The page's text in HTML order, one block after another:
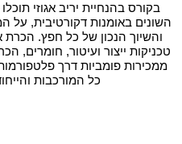
בקורס בהנחיית יריב אגוזי
השונים באומנות דקורטיבית, על
והשיוך הנכון של כל חפץ. הכרת
טכניקות ייצור ועיטור,
ממכירות פומביות דרך
כל המורכבות